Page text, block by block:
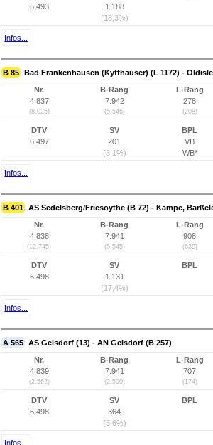
6.493
1.188
(18,3%)
Infos...
B 85 Bad Frankenhausen (Kyffhäuser) (L 1172) -
Nr.
4.837
(8.025)
B-Rang
7.942
(5.546)
L-Rang
278
(208)
DTV
6.497
SV
201
(3,1%)
BPL
VB
WB*
Infos...
B 401 AS Sedelsberg/Friesoythe (B 72) - Kampe,
Nr.
4.838
(12.745)
B-Rang
7.941
(5.545)
L-Rang
908
(639)
DTV
6.498
SV
1.131
(17,4%)
BPL
Infos...
A 565 AS Gelsdorf (13) - AN Gelsdorf (B 257)
Nr.
4.839
(2.562)
B-Rang
7.941
(2.500)
L-Rang
707
(174)
DTV
6.498
SV
364
(5,6%)
BPL
Infos...